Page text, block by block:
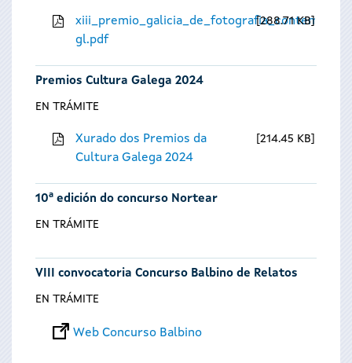
gl.pdf
288.71 KB
Premios Cultura Galega 2024
EN TRÁMITE
Xurado dos Premios da
Cultura Galega 2024
214.45 KB
10ª edición do concurso Nortear
EN TRÁMITE
VIII convocatoria Concurso Balbino de Relatos
EN TRÁMITE
Web Concurso Balbino